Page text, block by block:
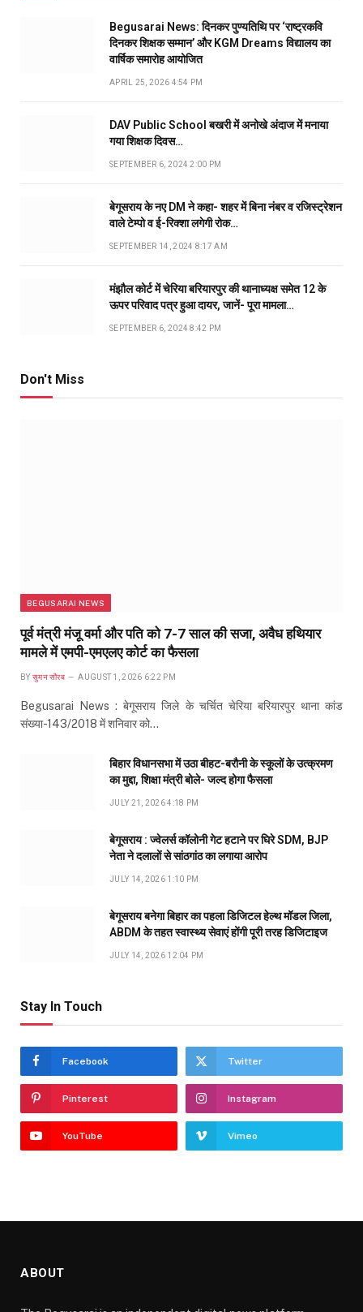
Begusarai News: दिनकर पुण्यतिथि पर ‘राष्ट्रकवि
दिनकर शिक्षक सम्मान’ और KGM Dreams विद्यालय का
वार्षिक समारोह आयोजित
APRIL 25, 2026 4:54 PM
DAV Public School बखरी में अनोखे अंदाज में मनाया
गया शिक्षक दिवस…
SEPTEMBER 6, 2024 2:00 PM
बेगूसराय के नए DM ने कहा- शहर में बिना नंबर व रजिस्ट्रेशन
वाले टेम्पो व ई-रिक्शा लगेगी रोक…
SEPTEMBER 14, 2024 8:17 AM
मंझौल कोर्ट में चेरिया बरियारपुर की थानाध्यक्ष समेत 12 के
ऊपर परिवाद पत्र हुआ दायर, जानें- पूरा मामला…
SEPTEMBER 6, 2024 8:42 PM
Don't Miss
BEGUSARAI NEWS
पूर्व मंत्री मंजू वर्मा और पति को 7-7 साल की सजा, अवैध हथियार
मामले में एमपी-एमएलए कोर्ट का फैसला
BY सुमन सौरब AUGUST 1, 2026 6:22 PM
Begusarai News : बेगूसराय जिले के चर्चित चेरिया बरियारपुर थाना कांड
संख्या-143/2018 में शनिवार को…
बिहार विधानसभा में उठा बीहट-बरौनी के स्कूलों के उत्क्रमण
का मुद्दा, शिक्षा मंत्री बोले- जल्द होगा फैसला
JULY 21, 2026 4:18 PM
बेगूसराय : ज्वेलर्स कॉलोनी गेट हटाने पर घिरे SDM, BJP
नेता ने दलालों से सांठगांठ का लगाया आरोप
JULY 14, 2026 1:10 PM
बेगूसराय बनेगा बिहार का पहला डिजिटल हेल्थ मॉडल जिला,
ABDM के तहत स्वास्थ्य सेवाएं होंगी पूरी तरह डिजिटाइज
JULY 14, 2026 12:04 PM
Stay In Touch
Facebook Twitter
Pinterest Instagram
YouTube Vimeo
ABOUT